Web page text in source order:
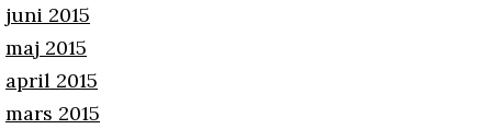
juni 2015
maj 2015
april 2015
mars 2015